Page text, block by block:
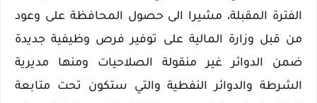
الفترة المقبلة، مشيرا الى حصول المحافظة على وعود
من قبل وزارة المالية على توفير فرص وظيفية جديدة
ضمن الدوائر غير منقولة الصلاحيات ومنها مديرية
الشرطة والدوائر النفطية والتي ستكون تحت متابعة